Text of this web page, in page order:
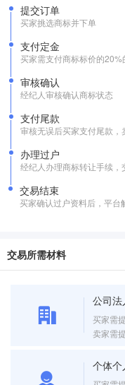
提交订单
买家挑选商标并下单
支付定金
买家需支付商标标价的20%
审核确认
经纪人审核确认商标状态
支付尾款
审核无误后买家支付尾款，
办理过户
经纪人办理商标转让手续，
交易结束
买家确认过户资料后，平台
交易所需材料
公司法
买家需
卖家需
个体个